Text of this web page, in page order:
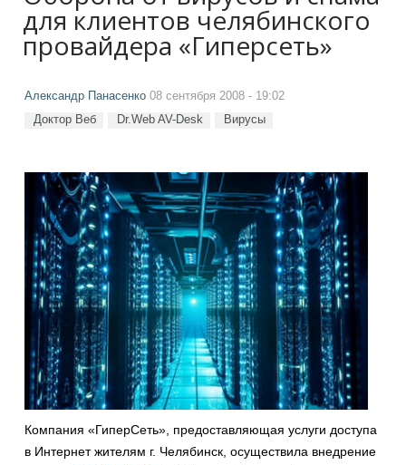
для клиентов челябинского
провайдера «Гиперсеть»
Александр Панасенко 08 сентября 2008 - 19:02
Доктор Веб Dr.Web AV-Desk Вирусы
Компания «ГиперСеть», предоставляющая услуги доступа
в Интернет жителям г. Челябинск, осуществила внедрение